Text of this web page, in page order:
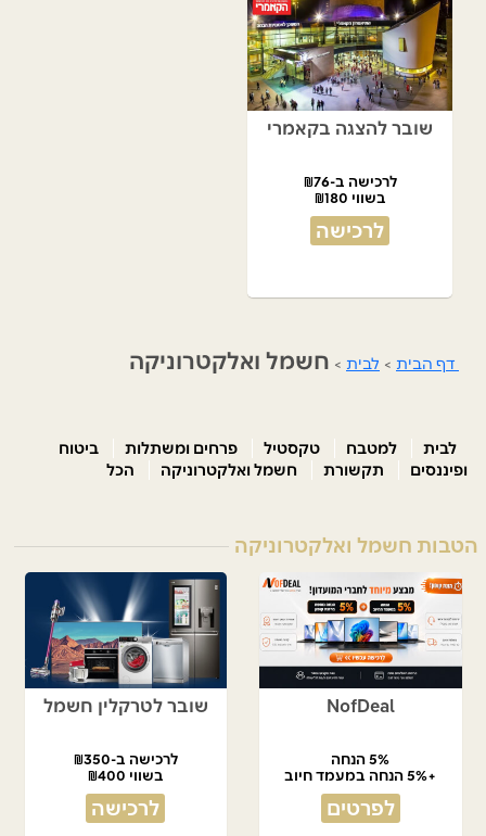
שובר להצגה בקאמרי
לרכישה ב-₪76
בשווי ₪180
לרכישה
דף הבית > לבית > חשמל ואלקטרוניקה
לבית למטבח טקסטיל פרחים ומשתלות
ביטוח
ופיננסים
תקשורת חשמל ואלקטרוניקה הכל
הטבות חשמל ואלקטרוניקה
NofDeal
5% הנחה
+5% הנחה במעמד חיוב
לפרטים
שובר לטרקלין חשמל
לרכישה ב-₪350
בשווי ₪400
לרכישה